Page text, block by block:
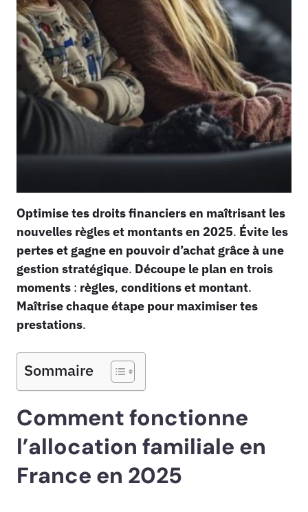
Optimisetesdroitsfinanciersen maîtrisant les
nouvelles règleset montantsen 2025. Évite les
pertesetgagneen pouvoird’achatgrâceà une
gestion stratégique. Découpe le plan en trois
moments : règles, conditionset montant.
Maîtrisechaqueétape pour maximisertes
prestations.
Sommaire
Comment fonctionne
l’allocation familiale en
France en 2025